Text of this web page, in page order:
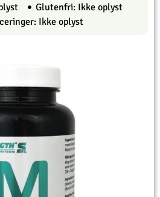
Glutenfri: Ikke oplyst
Ikke oplyst